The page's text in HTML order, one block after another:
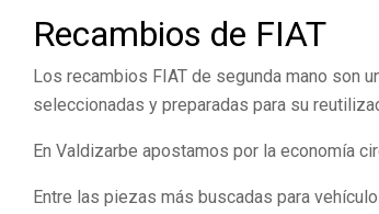
Recambios de FIAT
Los recambios FIAT de segunda mano son
seleccionadas y preparadas para su
En Valdizarbe apostamos por la economía
Entre las piezas más buscadas para